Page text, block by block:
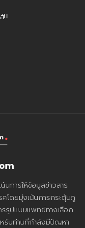
!!!
ารให้ข้อมูลข่าวสาร
โดยมุ่งเน้นการกระตุ้นภู
รูปแบบแพทย์ทางเลือก
รับท่านที่กำลังมีปัญหา